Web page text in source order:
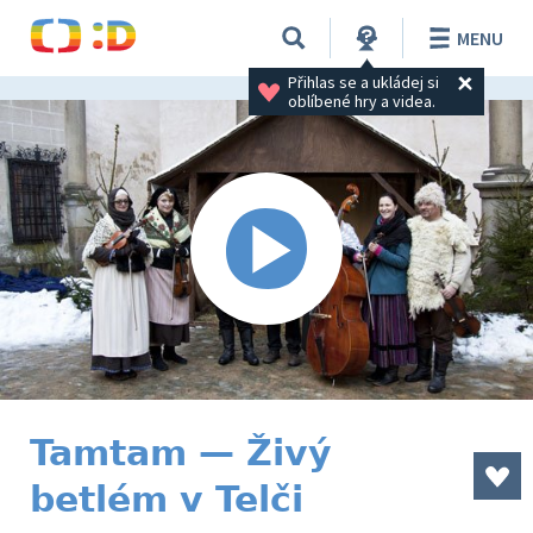
Přihlas se a ukládej si
oblíbené hry a videa.
MENU
Tamtam — Živý
betlém v Telči